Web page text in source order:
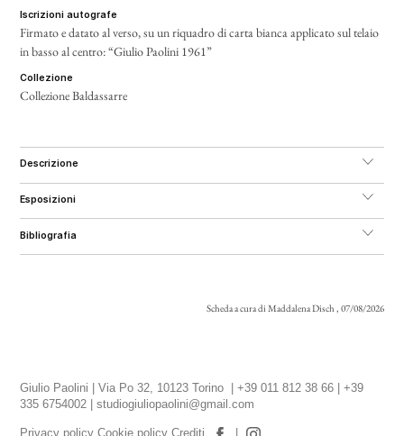
iscrizioni autografe
Firmato e datato al verso, su un riquadro di carta bianca applicato sul telaio
in basso al centro: “Giulio Paolini 1961”
collezione
Collezione Baldassarre
descrizione
esposizioni
bibliografia
Scheda a cura di Maddalena Disch , 07/08/2026
Giulio Paolini | Via Po 32, 10123 Torino | +39 011 812 38 66 | +39
335 6754002 |studiogiuliopaolini@gmail.com
Privacy policy Cookie policy Crediti